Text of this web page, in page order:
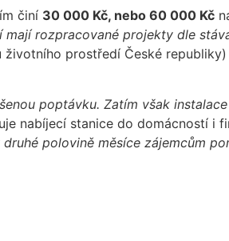
činí 30 000 Kč, nebo 60 000 Kč
mají rozpracované projekty dle
životního prostředí České
poptávku. Zatím však
nabíjecí stanice do domácností i
polovině měsíce zájemcům